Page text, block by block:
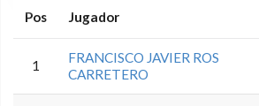
Pos Jugador
1
FRANCISCO JAVIER ROS
CARRETERO